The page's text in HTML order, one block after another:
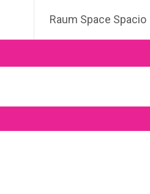
Raum Space Spacio